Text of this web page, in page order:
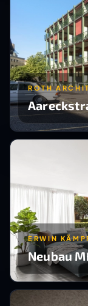
ROTH
ERWIN
Neubau